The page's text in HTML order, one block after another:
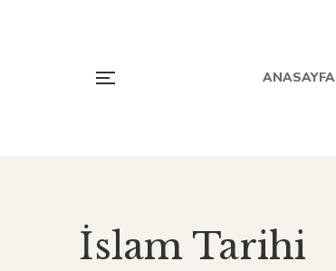
ANASAYFA
İslam Tarihi